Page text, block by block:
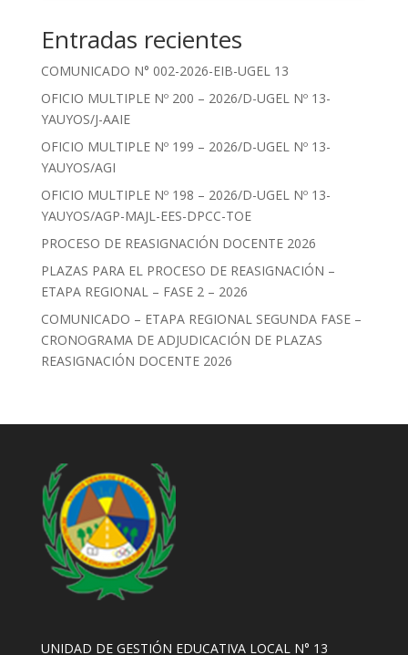
Entradas recientes
COMUNICADO N° 002-2026-EIB-UGEL 13
OFICIO MULTIPLE Nº 200 – 2026/D-UGEL Nº 13-
YAUYOS/J-AAIE
OFICIO MULTIPLE Nº 199 – 2026/D-UGEL Nº 13-
YAUYOS/AGI
OFICIO MULTIPLE Nº 198 – 2026/D-UGEL Nº 13-
YAUYOS/AGP-MAJL-EES-DPCC-TOE
PROCESO DE REASIGNACIÓN DOCENTE 2026
PLAZAS PARA EL PROCESO DE REASIGNACIÓN –
ETAPA REGIONAL – FASE 2 – 2026
COMUNICADO – ETAPA REGIONAL SEGUNDA FASE –
CRONOGRAMA DE ADJUDICACIÓN DE PLAZAS
REASIGNACIÓN DOCENTE 2026
UNIDAD DE GESTIÓN EDUCATIVA LOCAL N° 13